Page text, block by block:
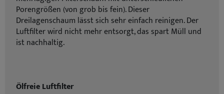
Porengrößen (von grob bis fein). Dieser
Dreilagenschaum lässt sich sehr einfach reinigen. Der
Luftfilter wird nicht mehr entsorgt, das spart Müll und
ist nachhaltig.
Ölfreie Luftfilter